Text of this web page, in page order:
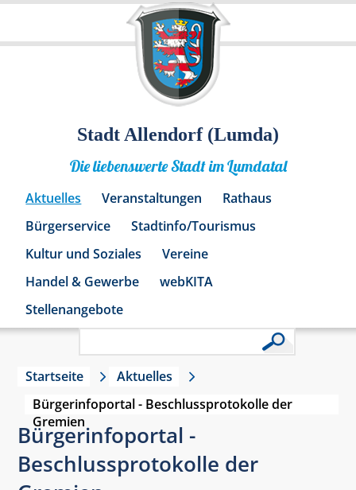
Stadt Allendorf (Lumda)
Die liebenswerte Stadt im Lumdatal
Aktuelles Veranstaltungen
Rathaus
Bürgerservice
Stadtinfo/Tourismus
Kultur und Soziales
Vereine
Handel & Gewerbe
webKITA
Stellenangebote
Startseite
Aktuelles
Bürgerinfoportal - Beschlussprotokolle der
Gremien
Bürgerinfoportal -
Beschlussprotokolle der